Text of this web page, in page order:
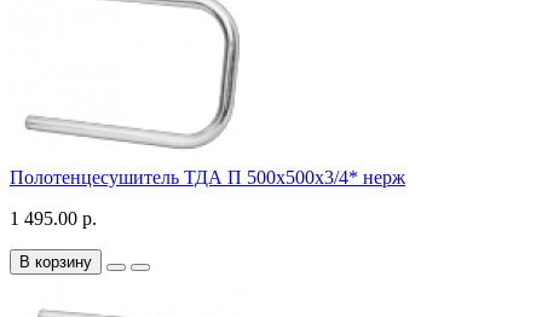
Полотенцесушитель ТДА П 500х500х3/4* нерж
1 495.00 р.
В корзину